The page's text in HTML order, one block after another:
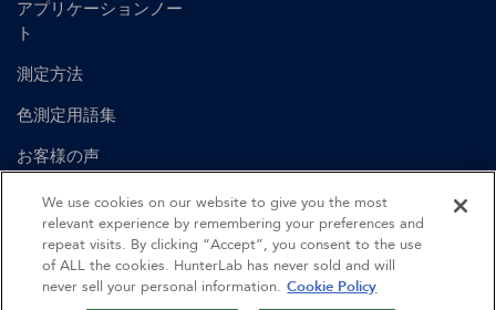
アプリケーションノー
ト
測定方法
色測定用語集
お客様の声
ユーザーマニュアル
©2026Hunter Associates Laboratory, Inc.
We use cookies on our website to give you the most
relevant experience by remembering your preferences and
repeat visits. By clicking “Accept”, you consent to the use
of ALL the cookies. HunterLab has never sold and will
never sell your personal information. Cookie Policy